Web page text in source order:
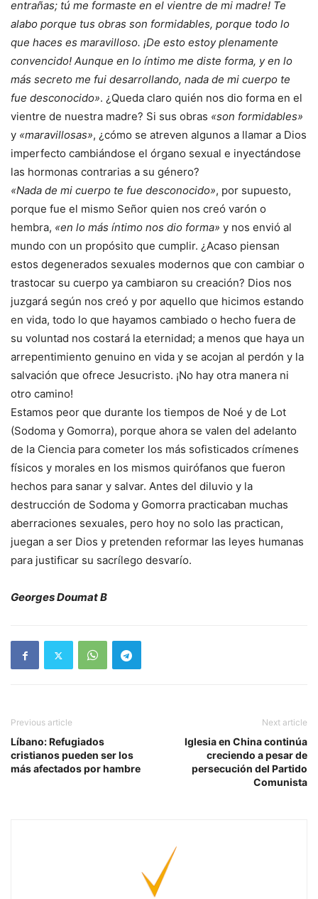
entrañas; tú me formaste en el vientre de mi madre! Te
alabo porque tus obras son formidables, porque todo lo
que haces es maravilloso. ¡De esto estoy plenamente
convencido! Aunque en lo íntimo me diste forma, y en lo
más secreto me fui desarrollando, nada de mi cuerpo te
fue desconocido». ¿Queda claro quién nos dio forma en el
vientre de nuestra madre? Si sus obras «son formidables»
y «maravillosas», ¿cómo se atreven algunos a llamar a Dios
imperfecto cambiándose el órgano sexual e inyectándose
las hormonas contrarias a su género?
«Nada de mi cuerpo te fue desconocido», por supuesto,
porque fue el mismo Señor quien nos creó varón o
hembra, «en lo más íntimo nos dio forma» y nos envió al
mundo con un propósito que cumplir. ¿Acaso piensan
estos degenerados sexuales modernos que con cambiar o
trastocar su cuerpo ya cambiaron su creación? Dios nos
juzgará según nos creó y por aquello que hicimos estando
en vida, todo lo que hayamos cambiado o hecho fuera de
su voluntad nos costará la eternidad; a menos que haya un
arrepentimiento genuino en vida y se acojan al perdón y la
salvación que ofrece Jesucristo. ¡No hay otra manera ni
otro camino!
Estamos peor que durante los tiempos de Noé y de Lot
(Sodoma y Gomorra), porque ahora se valen del adelanto
de la Ciencia para cometer los más sofisticados crímenes
físicos y morales en los mismos quirófanos que fueron
hechos para sanar y salvar. Antes del diluvio y la
destrucción de Sodoma y Gomorra practicaban muchas
aberraciones sexuales, pero hoy no solo las practican,
juegan a ser Dios y pretenden reformar las leyes humanas
para justificar su sacrílego desvarío.
Georges Doumat B
Previous article
Líbano: Refugiados
cristianos pueden ser los
más afectados por hambre
Next article
Iglesia en China continúa
creciendo a pesar de
persecución del Partido
Comunista